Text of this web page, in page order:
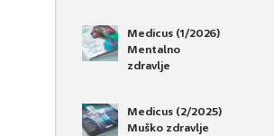
Medicus (1/2026)
Mentalno
zdravlje
Medicus (2/2025)
Muško zdravlje